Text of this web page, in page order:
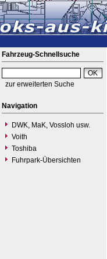
Fahrzeug-Schnellsuche
zur erweiterten Suche
Navigation
DWK, MaK, Vossloh usw.
Voith
Toshiba
Fuhrpark-Übersichten